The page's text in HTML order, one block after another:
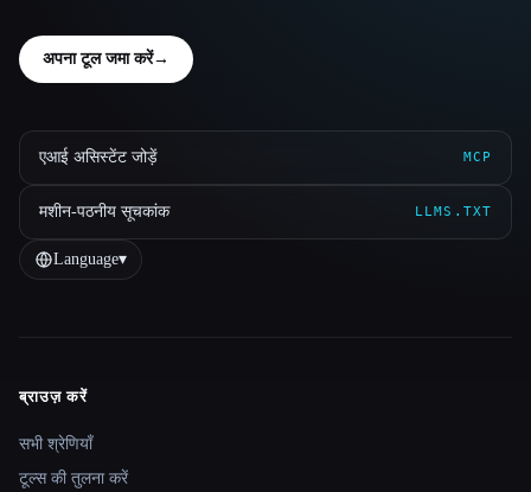
अपना टूल जमा करें→
एआई असिस्टेंट जोड़ें MCP
मशीन-पठनीय सूचकांक LLMS.TXT
Language▾
Site navigation
ब्राउज़ करें
सभी श्रेणियाँ
टूल्स की तुलना करें